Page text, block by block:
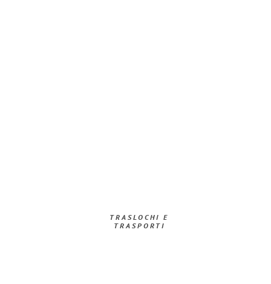
TRASLOCHI E
TRASPORTI​